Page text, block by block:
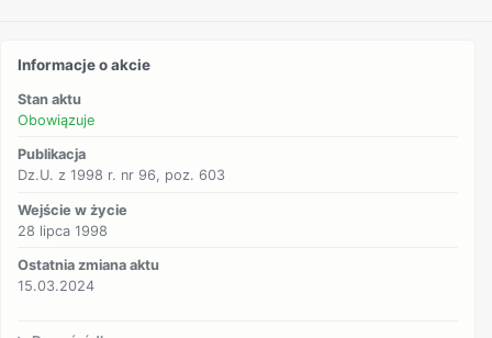
Informacje o akcie
Stan aktu
Obowiązuje
Publikacja
Dz.U. z 1998 r. nr 96, poz. 603
Wejście w życie
28 lipca 1998
Ostatnia zmiana aktu
15.03.2024